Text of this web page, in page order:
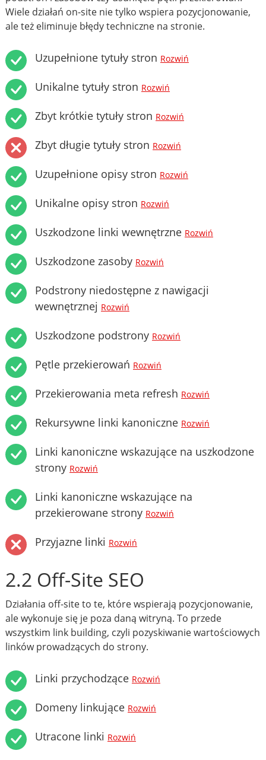
Wiele działań on-site nie tylko wspiera pozycjonowanie,
ale też eliminuje błędy techniczne na stronie.
Uzupełnione tytuły stron Rozwiń
Unikalne tytuły stron Rozwiń
Zbyt krótkie tytuły stron Rozwiń
Zbyt długie tytuły stron Rozwiń
Uzupełnione opisy stron Rozwiń
Unikalne opisy stron Rozwiń
Uszkodzone linki wewnętrzne Rozwiń
Uszkodzone zasoby Rozwiń
Podstrony niedostępne z nawigacji
wewnętrznej Rozwiń
Uszkodzone podstrony Rozwiń
Pętle przekierowań Rozwiń
Przekierowania meta refresh Rozwiń
Rekursywne linki kanoniczne Rozwiń
Linki kanoniczne wskazujące na uszkodzone
strony Rozwiń
Linki kanoniczne wskazujące na
przekierowane strony Rozwiń
Przyjazne linki Rozwiń
2.2 Off-Site SEO
Działania off-site to te, które wspierają pozycjonowanie,
ale wykonuje się je poza daną witryną. To przede
wszystkim link building, czyli pozyskiwanie wartościowych
linków prowadzących do strony.
Linki przychodzące Rozwiń
Domeny linkujące Rozwiń
Utracone linki Rozwiń